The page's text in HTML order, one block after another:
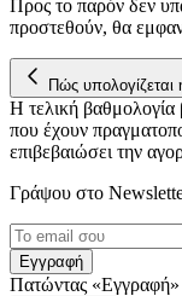
Προς το παρόν δεν
προστεθούν, θα
Πώς υπολογίζεται
Η τελική βαθμολογία
που έχουν
επιβεβαιώσει την
Γράψου στο
Εγγραφή
Πατώντας «Εγγραφή»